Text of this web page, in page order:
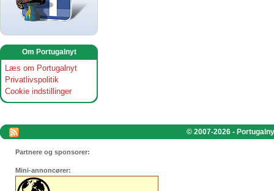
Om Portugalnyt
Læs om Portugalnyt
Privatlivspolitik
Cookie indstillinger
© 2007-2026 -
Partnere og sponsorer:
Mini-annoncører: